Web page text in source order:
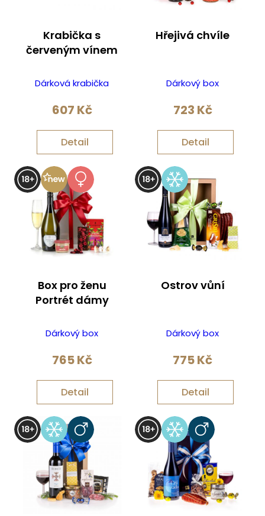
Krabička s
červeným vínem
Dárková krabička
607 Kč
Detail
Hřejivá chvíle
Dárkový box
723 Kč
Detail
Box pro ženu
Portrét dámy
Dárkový box
765Kč
Detail
Ostrov vůní
Dárkový box
775Kč
Detail